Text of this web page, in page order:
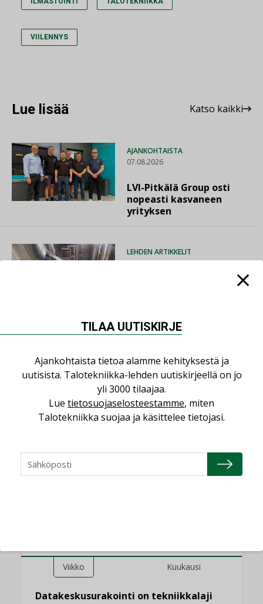
VIILENNYS
Lue lisää Katso kaikki
AJANKOHTAISTA
07.08.2026
LVI-Pitkälä Group osti
nopeasti kasvaneen
yrityksen
LEHDEN ARTIKKELIT
06.08.2026
AJANKOHTAISTA
05.08.2026
Sähköistyminen kasvaa
voimakkaasti: ”Tulevat
kilpailuedut syntyvät,
yhteen”
Viikko Kuukausi
Datakeskusurakointi on tekniikkalaji
TILAA UUTISKIRJE
Ajankohtaista tietoa alamme kehityksestä ja
uutisista. Talotekniikka-lehden uutiskirjeellä on jo
yli 3000 tilaajaa.
Lue tietosuojaselosteestamme, miten
Talotekniikka suojaa ja käsittelee tietojasi.